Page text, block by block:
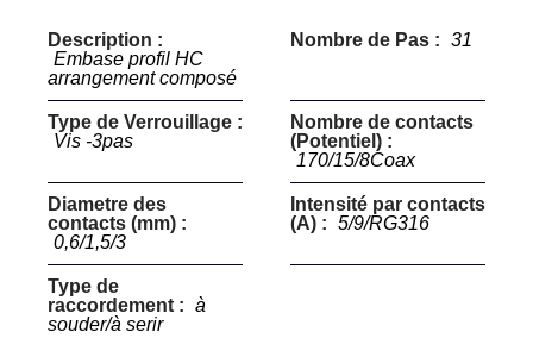
Description :
Embase profil HC
arrangement composé
Nombre de Pas : 31
Type de Verrouillage :
Vis -3pas
Nombre de contacts
(Potentiel) :
170/15/8Coax
Diametre des
contacts (mm) :
0,6/1,5/3
Intensité par contacts
(A) : 5/9/RG316
Type de
raccordement : à
souder/à serir